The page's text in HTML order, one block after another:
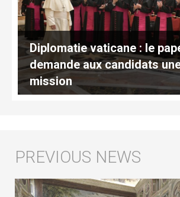
Diplomatie vaticane : le
demande aux candidats
mission